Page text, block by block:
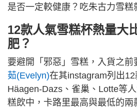
是否一定較健康？吃朱古力雪糕
12款人氣雪糕杯熱量大
肥？
要避開「邪惡」雪糕，入貨之前
茹(Evelyn)在其instagram列出
Häagen-Dazs、雀巢、Lotte等
糕欴中，卡路里最高與最低的兩